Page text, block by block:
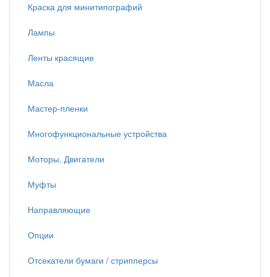
Краска для минитипографий
Лампы
Ленты красящие
Масла
Мастер-пленки
Многофункциональные устройства
Моторы, Двигатели
Муфты
Направляющие
Опции
Отсекатели бумаги / стрипперсы